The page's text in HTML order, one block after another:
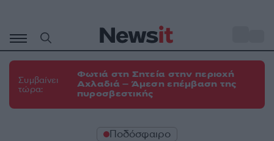
περιεχόμενο
Συμβαίνει
τώρα:
Φωτιά στη Σητεία στην περιοχή
Αχλαδιά – Άμεση επέμβαση της
πυροσβεστικής
Ποδόσφαιρο